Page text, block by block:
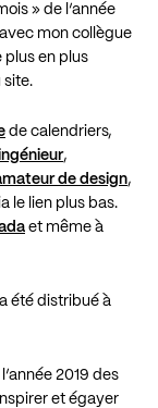
» de l’année
mon collègue
plus en plus
site.
de calendriers,
,
de design,
le lien plus bas.
et même à
été distribué à
2019 des
et égayer